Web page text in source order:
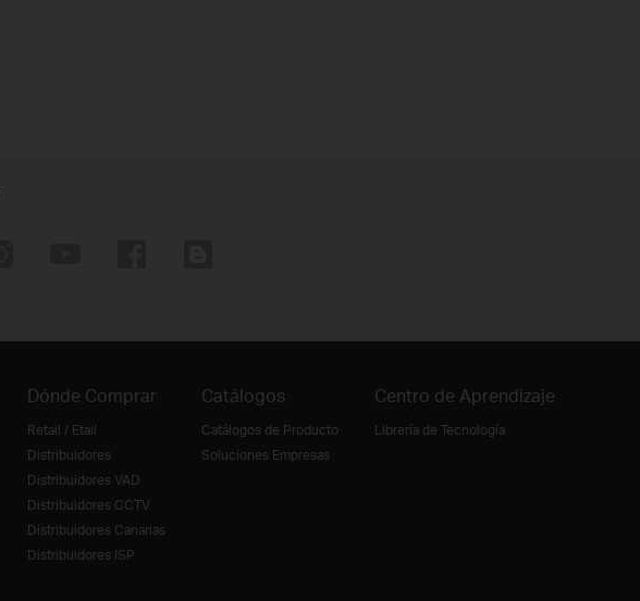
Dónde Comprar
Retail / Etail
Distribuidores
Distribuidores VAD
Distribuidores CCTV
Distribuidores Canarias
Distribuidores ISP
Catálogos
Catálogos de Producto
Soluciones Empresas
Centro de Aprendizaje
Librería de Tecnología